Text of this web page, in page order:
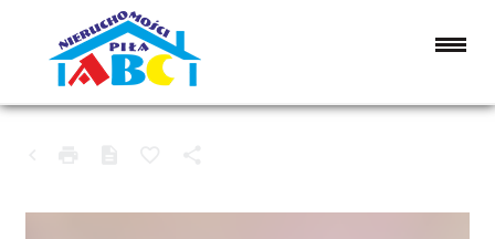
JASTROWIE
MIESZKANIE NA SPRZEDAŻ